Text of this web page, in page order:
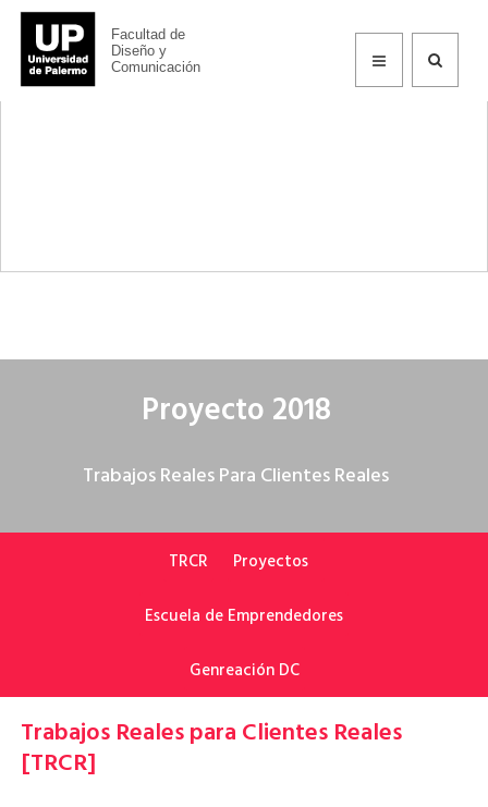
Facultad de
Diseño y
Comunicación
TRCR
Proyecto 2018
Trabajos Reales Para Clientes Reales
TRCR Proyectos
Escuela de Emprendedores
Genreación DC
Trabajos Reales para Clientes Reales
[TRCR]